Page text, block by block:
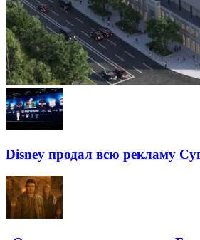
Disney продал всю рекламу